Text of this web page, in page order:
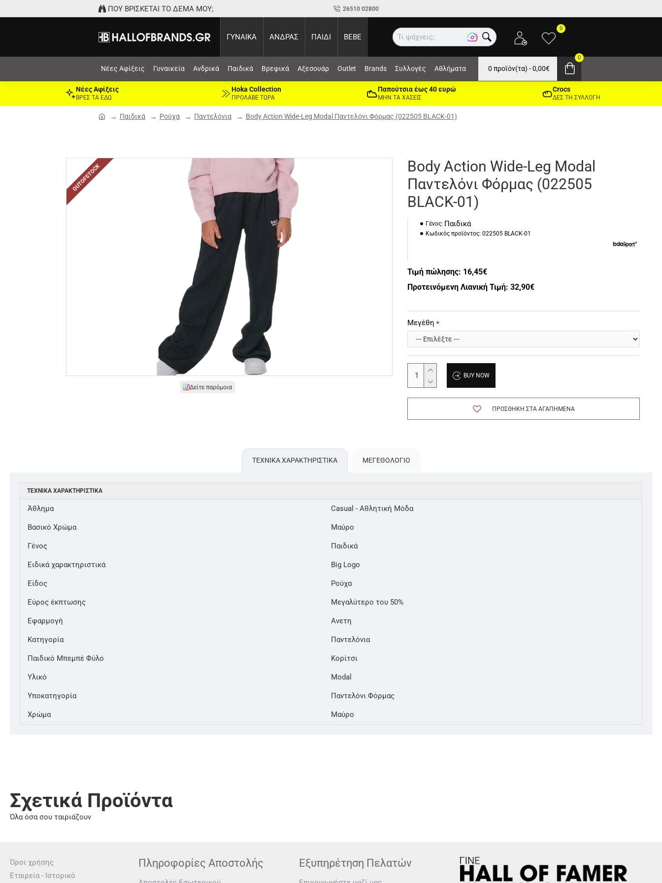
ΠΟΥ ΒΡΙΣΚΕΤΑΙ ΤΟ ΔΕΜΑ ΜΟΥ; 26510 02800
ΓΥΝΑΙΚΑ ΑΝΔΡΑΣ ΠΑΙΔΙ BEBE Αναζ
0
Νέες Αφίξεις Γυναικεία Ανδρικά Παιδικά Βρεφικά Αξεσουάρ Outlet Brands Συλλογές Αθλήματα 0 προϊόν(τα) - 0,00€
0
Παιδικά Ρούχα Παντελόνια Body Action Wide-Leg Modal Παντελόνι Φόρμας (022505 BLACK-01)
Νέες Αφίξεις
ΒΡΕΣ ΤΑ ΕΔΩ
Hoka Collection
ΠΡΟΛΑΒΕ ΤΩΡΑ
Παπούτσια έως 40 ευρώ
ΜΗΝ ΤΑ ΧΑΣΕΙΣ
Crocs
ΔΕΣ ΤΗ ΣΥΛΛΟΓΗ
OUTOFSTOCK
Δείτε παρόμοια
Body Action Wide-Leg Modal
Παντελόνι Φόρμας (022505
BLACK-01)
Γένος: Παιδικά
Κωδικός προϊόντος: 022505 BLACK-01
Τιμή πώλησης: 16,45€
Προτεινόμενη Λιανική Τιμή: 32,90€
Μεγέθη
BUY NOW
ΠΡΟΣΘΉΚΗ ΣΤΑ ΑΓΑΠΗΜΈΝΑ
ΤΕΧΝΙΚΑ ΧΑΡΑΚΤΗΡΙΣΤΙΚΑ ΜΕΓΕΘΟΛΌΓΙΟ
ΤΕΧΝΙΚΆ ΧΑΡΑΚΤΗΡΙΣΤΙΚΆ
Άθλημα Casual - Αθλητική Μόδα
Βασικό Χρώμα Μαύρο
Γένος Παιδικά
Ειδικά χαρακτηριστικά Big Logo
Είδος Ρούχα
Εύρος έκπτωσης Μεγαλύτερο του 50%
Εφαρμογή Ανετη
Κατηγορία Παντελόνια
Παιδικό Μπεμπέ Φύλο Κορίτσι
Υλικό Modal
Υποκατηγορία Παντελόνι Φόρμας
Χρώμα Μαύρο
Σχετικά Προϊόντα
Όλα όσα σου ταιριάζουν
Όροι χρήσης
Εταιρεία - Ιστορικό
Πληροφορίες Αποστολής Εξυπηρέτηση Πελατών